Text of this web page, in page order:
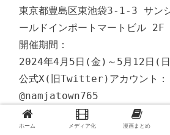
東京都豊島区東池袋3-1-3 サン
ールドインポートマートビル 2F
開催期間：
2024年4月5日(金)～5月12日(
公式X(旧Twitter)アカウント：
@namjatown765
( https://twitter.com/
公式サイト：
ホーム メディア化 漫画まとめ